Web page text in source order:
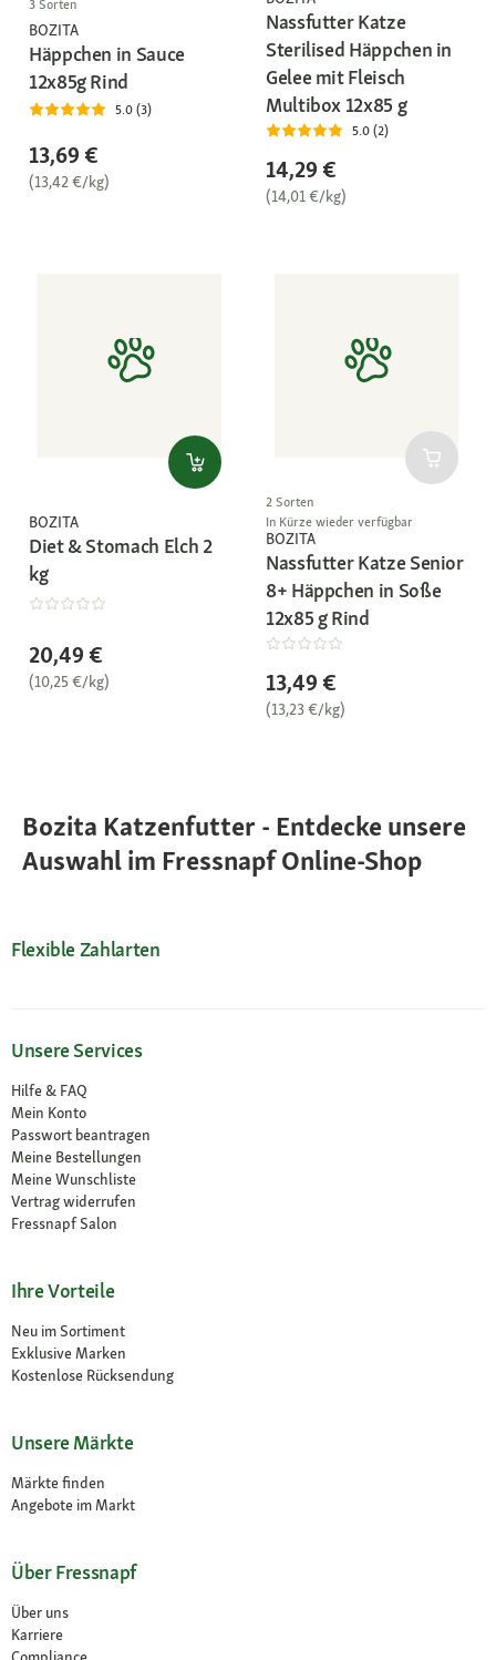
3 Sorten
BOZITA
Häppchen in Sauce
12x85g Rind
5.0 (3)
13,69 €
(13,42 €/kg)
Nassfutter Katze
Sterilised Häppchen in
Gelee mit Fleisch
Multibox 12x85 g
5.0 (2)
14,29 €
(14,01 €/kg)
BOZITA
Diet & Stomach Elch 2
kg
20,49 €
(10,25 €/kg)
2 Sorten
In Kürze wieder verfügbar
BOZITA
Nassfutter Katze Senior
8+ Häppchen in Soße
12x85 g Rind
13,49 €
(13,23 €/kg)
Bozita Katzenfutter - Entdecke unsere
Auswahl im Fressnapf Online-Shop
Flexible Zahlarten
Unsere Services
Hilfe & FAQ
Mein Konto
Passwort beantragen
Meine Bestellungen
Meine Wunschliste
Vertrag widerrufen
Fressnapf Salon
Ihre Vorteile
Neu im Sortiment
Exklusive Marken
Kostenlose Rücksendung
Unsere Märkte
Märkte finden
Angebote im Markt
Über Fressnapf
Über uns
Karriere